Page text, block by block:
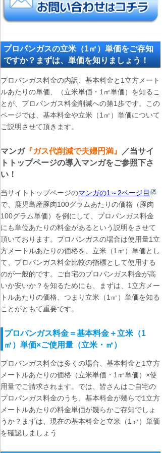
プロパンガスの立米（1㎥）単価をご存知
ですか？まずは、単価を知りましょう！
プロパンガス料金の内訳、基本料金と1立方メート
ルあたりの単価、（立米単価・1㎥単価）を知るこ
とが、プロパンガス料金削減への第1歩です。この
ページでは、基本料金や立米（1㎥）単価について
ご説明させて頂きます。
マンガ『ガス代削減で夫婦円満』
／当サイ
トトップページの導入マンガをご参照下さ
い！
当サイトトップページのマンガの1～2ページ目
で、鹿児島産豚肉100グラムあたりの価格（豚肉
100グラム単価）を例にして、プロパンガス料金
にも単位あたりの料金があるという説明をさせて
頂いております。プロパンガスの場合は使用量1立
方メートルあたりの価格を、立米（1㎥）単価とし
て、プロパンガス料金比較の指標として使用する
のが一般的です。ご自宅のプロパンガス料金が高
いか安いか？を知るためにも、まずは、1立方メー
トルあたりの価格、つまり立米（1㎥）単価を知る
ことがともて重要です。
プロパンガス料金＝基本料金＋立米（1
㎥）単価×ご使用量（立米・㎥）
プロパンガス料金は多くの場合、基本料金と1立方
メートルあたりの価格（立米単価・1㎥単価）×使
用量でご請求されます。では、皆さんはご自宅の
プロパンガス料金のうち、基本料金が幾らで1立方
メートルあたりの料金単価が幾らかご存知でしょ
うか？まずは、現在の基本料金と立米（1㎥）単価
を確認しましょう